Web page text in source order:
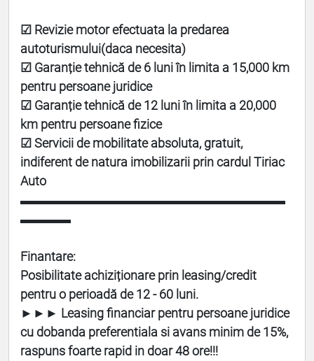
☑ Revizie motor efectuata la predarea
autoturismului(daca necesita)
☑ Garanție tehnică de 6 luni în limita a 15,000 km
pentru persoane juridice
☑ Garanție tehnică de 12 luni în limita a 20,000
km pentru persoane fizice
☑ Servicii de mobilitate absoluta, gratuit,
indiferent de natura imobilizarii prin cardul Tiriac
Auto
▬▬▬▬▬▬▬▬▬▬▬▬▬▬▬▬▬▬▬▬▬
▬▬▬▬
Finantare:
Posibilitate achiziționare prin leasing/credit
pentru o perioadă de 12 - 60 luni.
►►► Leasing financiar pentru persoane juridice
cu dobanda preferentiala si avans minim de 15%,
raspuns foarte rapid in doar 48 ore!!!